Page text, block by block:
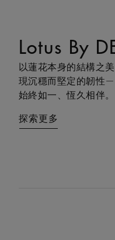
Lotus By
以蓮花本身的結構之美
現沉穩而堅定的韌性
始終如一、恆久相伴。
探索更多
Talisman
Talisman 系列巧妙融
官互動，體現了大地
和雙重能量的現代象徵
探索更多